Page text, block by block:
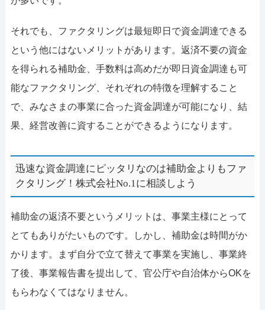
それでも、ファクタリングは最短即日で資金調達できる
という他にはないメリットがあります。返済不要の資金
を得られる補助金、手数料は高めだが即日資金調達も可
能なファクタリング、それぞれの特徴を理解すること
で、みなさまの事業に合った資金調達が可能になり、結
果、経営改善に資することができるようになります。
迅速な資金調達にピッタリなのは補助金よりもファ
クタリング！株式会社No.1に相談しよう
補助金の返済不要というメリットは、事業主様にとって
とてもありがたいものです。しかし、補助金は時間がか
かります。まず自分で立て替えて事業を実施し、事業終
了後、事業報告書を提出して、官公庁や自治体からOKを
もらわなくてはなりません。